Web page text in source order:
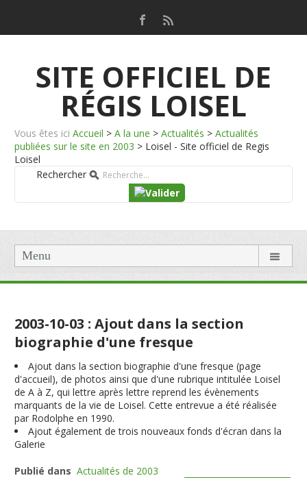
SITE OFFICIEL DE
RÉGIS LOISEL
Vous êtes ici Accueil > A la une > Actualités > Actualités
publiées sur le site en 2003 > Loisel - Site officiel de Regis
Loisel
Rechercher
Menu
2003-10-03 : Ajout dans la section
biographie d'une fresque
Ajout dans la section biographie d'une fresque (page
d'accueil), de photos ainsi que d'une rubrique intitulée Loisel
de A à Z, qui lettre après lettre reprend les évènements
marquants de la vie de Loisel. Cette entrevue a été réalisée
par Rodolphe en 1990.
Ajout également de trois nouveaux fonds d'écran dans la
Galerie
Publié dans Actualités de 2003